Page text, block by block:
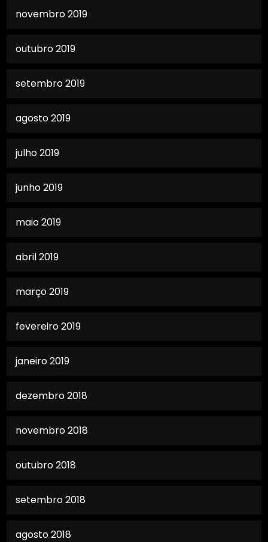
novembro 2019
outubro 2019
setembro 2019
agosto 2019
julho 2019
junho 2019
maio 2019
abril 2019
março 2019
fevereiro 2019
janeiro 2019
dezembro 2018
novembro 2018
outubro 2018
setembro 2018
agosto 2018